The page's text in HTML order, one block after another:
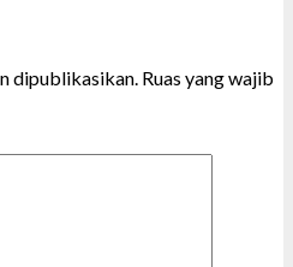
dipublikasikan. Ruas yang wajib